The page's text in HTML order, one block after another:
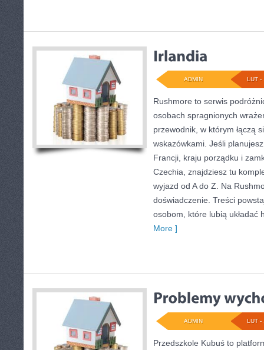
LUT -
ADMIN
Rushmore to serwis
osobach spragnionych
przewodnik, w którym łączą
wskazówkami. Jeśli
Francji, kraju porządku i
Czechia, znajdziesz tu
wyjazd od A do Z. Na
doświadczenie. Treści
osobom, które lubią układać
More ]
LUT -
ADMIN
Przedszkole Kubuś to